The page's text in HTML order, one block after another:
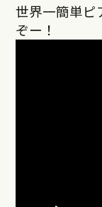
世界一簡単ピ
ぞー！